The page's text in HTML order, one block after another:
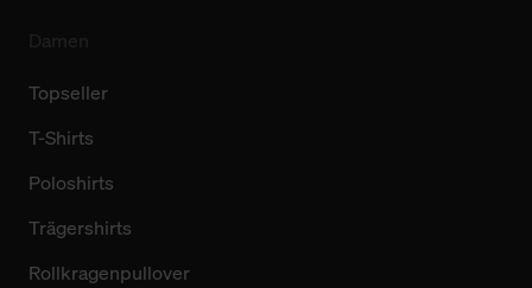
Topseller
T-Shirts
Poloshirts
Trägershirts
Rollkragenpullover